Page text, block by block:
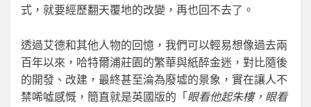
式，就要經歷翻天覆地的改變，再也回不去了。
透過艾德和其他人物的回憶，我們可以輕易想像過去兩
百年以來，哈特爾浦莊園的繁華與紙醉金迷，對比隨後
的開發、改建，最終甚至淪為廢墟的景象，實在讓人不
禁唏噓感慨，簡直就是英國版的「 眼看他起朱樓，眼看